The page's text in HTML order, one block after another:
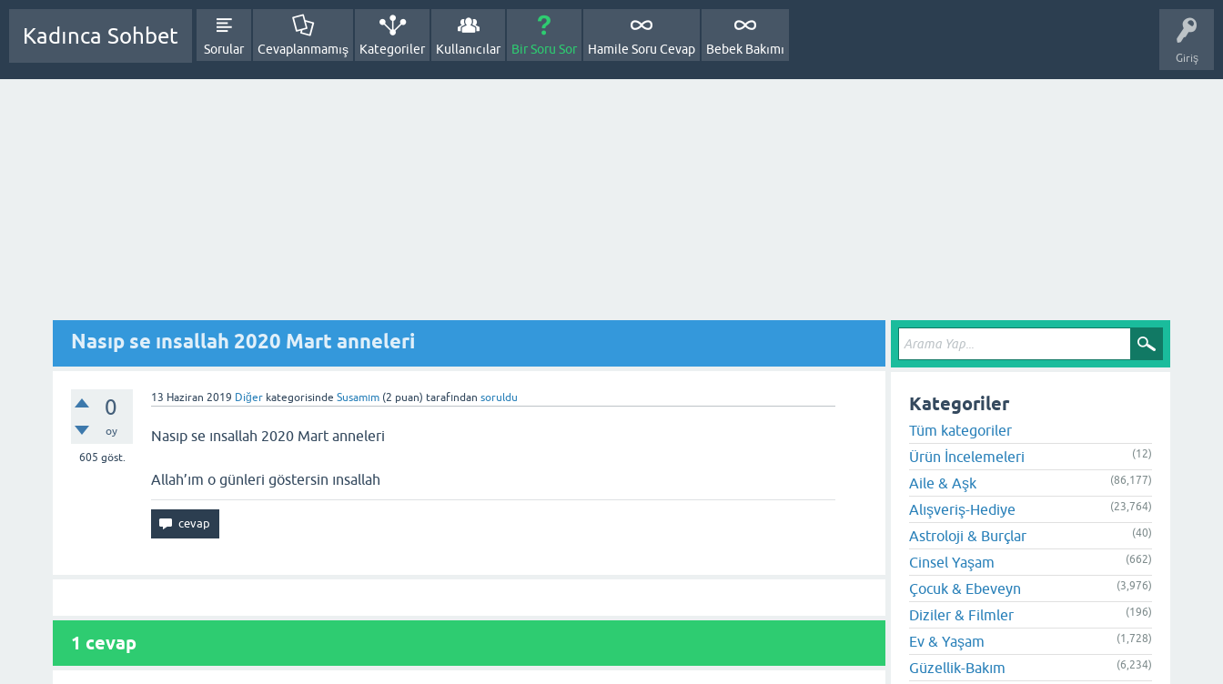
Giriş
Kadınca Sohbet
Sorular Cevaplanmamış Kategoriler Kullanıcılar Bir Soru Sor Hamile Soru Cevap Bebek Bakımı
Nasıp se ınsallah 2020 Mart anneleri
0
oy
605 göst.
13 Haziran 2019 Diğer kategorisinde Susamım (2 puan) tarafından soruldu
Nasıp se ınsallah 2020 Mart anneleri
Allah’ım o günleri göstersin ınsallah
1 cevap
Kategoriler
Tüm kategoriler
Ürün İncelemeleri
(12)
Aile & Aşk (86,177)
Alışveriş-Hediye (23,764)
Astroloji & Burçlar (40)
Cinsel Yaşam (662)
Çocuk & Ebeveyn (3,976)
Diziler & Filmler (196)
Ev & Yaşam (1,728)
Güzellik-Bakım (6,234)